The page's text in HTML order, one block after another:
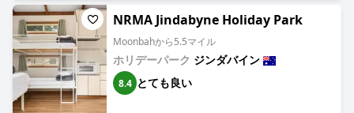
NRMA Jindabyne Holiday Park
Moonbahから5.5マイル
ホリデーパーク ジンダバイン
8.4 とても良い